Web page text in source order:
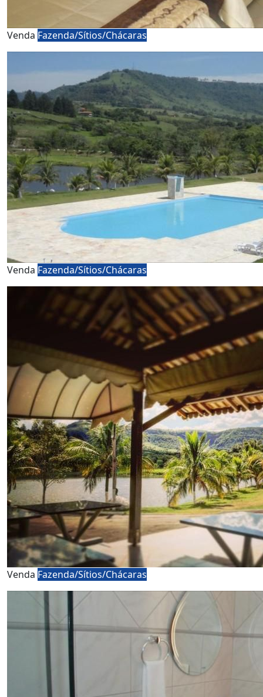
Venda Fazenda/Sítios/Chácaras
Venda Fazenda/Sítios/Chácaras
Venda Fazenda/Sítios/Chácaras